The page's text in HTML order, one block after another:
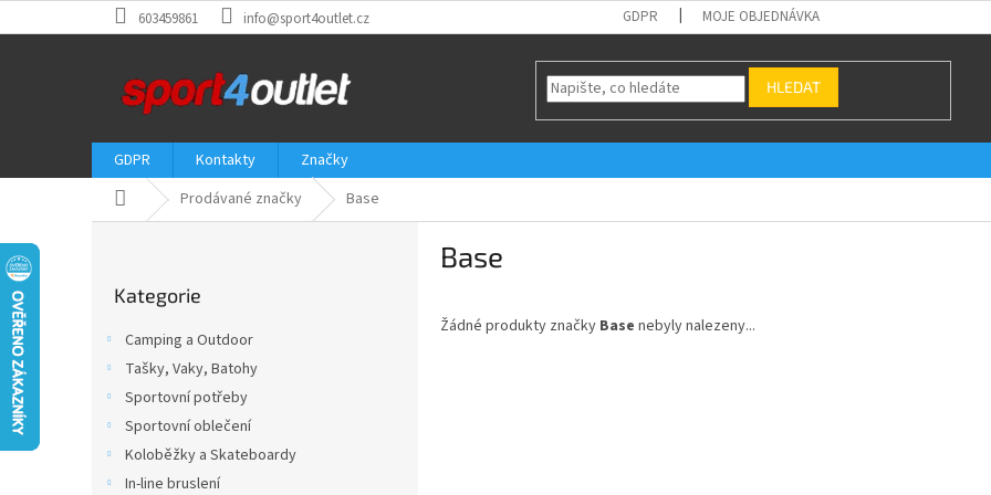
na
603459861 info@sport4outlet.cz GDPR MOJE OBJEDNÁVKA
HLEDAT
GDPR Kontakty
Značky
Domů Prodávané značky Base
kategorie
Kategorie
Camping a Outdoor
Tašky, Vaky, Batohy
Sportovní potřeby
Sportovní oblečení
Koloběžky a Skateboardy
In-line bruslení
Base
Žádné produkty značky Base nebyly nalezeny...